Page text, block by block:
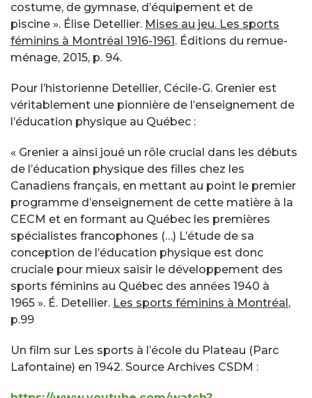
costume, de gymnase, d’équipement et de
piscine ». Élise Detellier. Mises au jeu. Les sports
féminins à Montréal 1916-1961 . Éditions du remue-
ménage, 2015, p. 94.
Pour l’historienne Detellier, Cécile-G. Grenier est
véritablement une pionnière de l’enseignement de
l’éducation physique au Québec :
« Grenier a ainsi joué un rôle crucial dans les débuts
de l’éducation physique des filles chez les
Canadiens français, en mettant au point le premier
programme d’enseignement de cette matière à la
CECM et en formant au Québec les premières
spécialistes francophones (…) L’étude de sa
conception de l’éducation physique est donc
cruciale pour mieux saisir le développement des
sports féminins au Québec des années 1940 à
1965 ». É. Detellier. Les sports féminins à Montréal ,
p.99
Un film sur Les sports à l’école du Plateau (Parc
Lafontaine) en 1942. Source Archives CSDM :